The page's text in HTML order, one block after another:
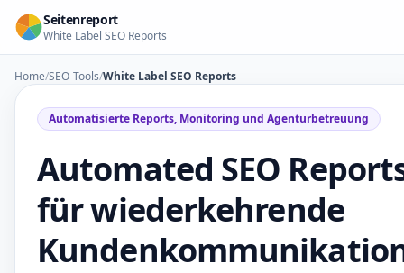
Zum Inhalt springen
Seitenreport
White Label SEO Reports
Home/SEO-Tools/White Label SEO Reports
Automatisierte Reports, Monitoring und Agenturbetreuung
Automated SEO
für wiederkehrende